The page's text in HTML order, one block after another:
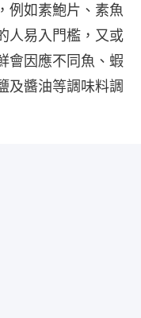
例如素鮑片、素魚
人易入門檻，又或
會因應不同魚、蝦
及醬油等調味料調